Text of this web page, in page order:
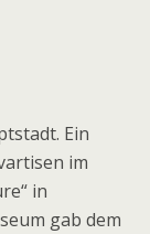
Ein
im
in
gab dem